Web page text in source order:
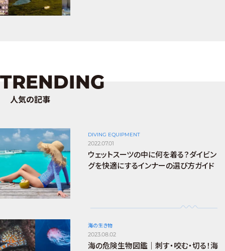
TRENDING
人気の記事
DIVING EQUIPMENT
2022.07.01
ウェットスーツの中に何を着る？ダイビン
グを快適にするインナーの選び方ガイド
海の生き物
2023.08.02
海の危険生物図鑑｜刺す・咬む・切る！海